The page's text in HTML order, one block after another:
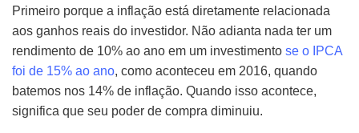
Primeiro porque a inflação está diretamente relacionada
aos ganhos reais do investidor. Não adianta nada ter um
rendimento de 10% ao ano em um investimento se o IPCA
foi de 15% ao ano, como aconteceu em 2016, quando
batemos nos 14% de inflação. Quando isso acontece,
significa que seu poder de compra diminuiu.